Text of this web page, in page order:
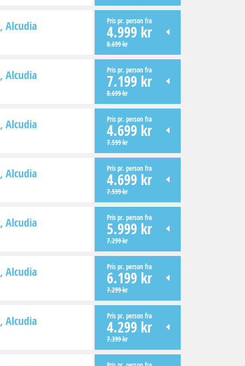
Alcudia Pris pr. person fra
4.999 kr
8.699 kr
Alcudia Pris pr. person fra
7.199 kr
8.699 kr
Alcudia Pris pr. person fra
4.699 kr
7.599 kr
Alcudia Pris pr. person fra
4.699 kr
7.599 kr
Alcudia Pris pr. person fra
5.999 kr
7.299 kr
Alcudia Pris pr. person fra
6.199 kr
7.299 kr
Alcudia Pris pr. person fra
4.299 kr
7.399 kr